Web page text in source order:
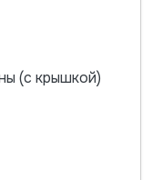
(с крышкой)